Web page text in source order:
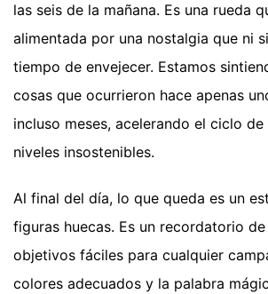
las seis de la mañana. Es una rueda
alimentada por una nostalgia que ni
tiempo de envejecer. Estamos
cosas que ocurrieron hace apenas
incluso meses, acelerando el ciclo
niveles insostenibles.
Al final del día, lo que queda es un
figuras huecas. Es un recordatorio
objetivos fáciles para cualquier
colores adecuados y la palabra